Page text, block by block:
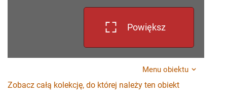
Powiększ
Menu obiektu
Zobacz całą kolekcję, do której należy ten obiekt